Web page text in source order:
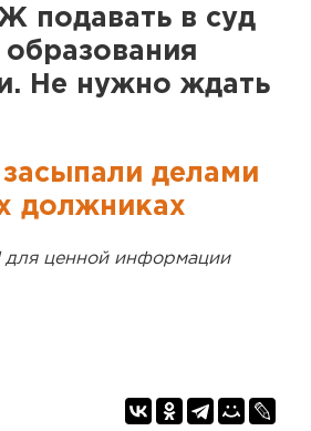
подавать в суд
Не нужно ждать
делами
должниках
ценной информации